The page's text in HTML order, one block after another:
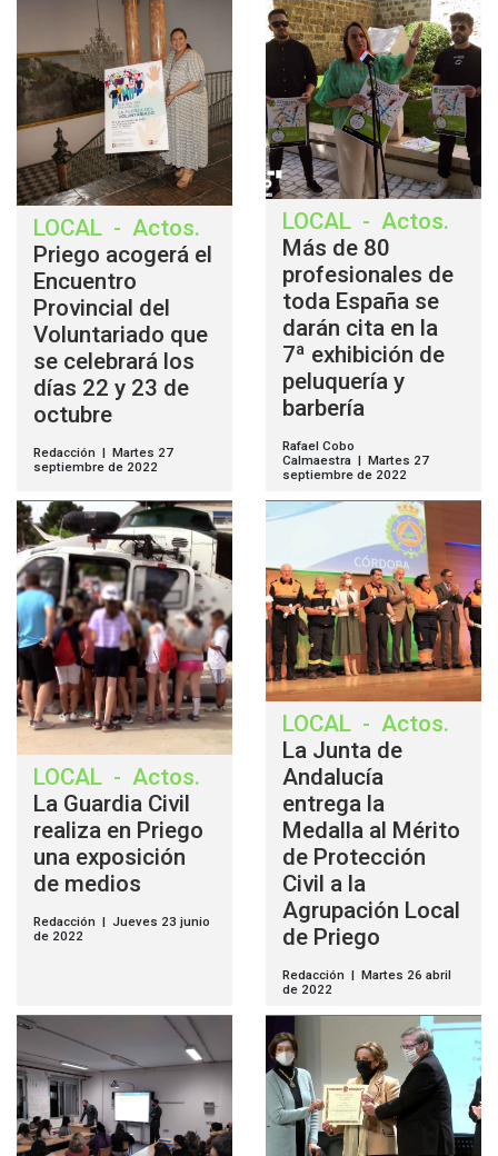
LOCAL - Actos.
Priego acogerá el
Encuentro
Provincial del
Voluntariado que
se celebrará los
días 22 y 23 de
octubre
Redacción | Martes 27
septiembre de 2022
LOCAL - Actos.
Más de 80
profesionales de
toda España se
darán cita en la
7ª exhibición de
peluquería y
barbería
Rafael Cobo
Calmaestra | Martes 27
septiembre de 2022
LOCAL - Actos.
La Guardia Civil
realiza en Priego
una exposición
de medios
Redacción | Jueves 23 junio
de 2022
LOCAL - Actos.
La Junta de
Andalucía
entrega la
Medalla al Mérito
de Protección
Civil a la
Agrupación Local
de Priego
Redacción | Martes 26 abril
de 2022